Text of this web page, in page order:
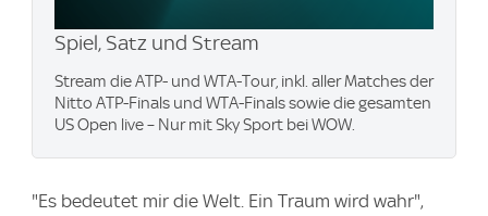
Spiel, Satz und Stream
Stream die ATP- und WTA-Tour, inkl. aller Matches der
Nitto ATP-Finals und WTA-Finals sowie die gesamten
US Open live – Nur mit Sky Sport bei WOW.
"Es bedeutet mir die Welt. Ein Traum wird wahr",